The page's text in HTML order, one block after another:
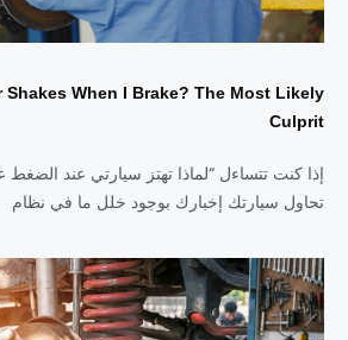
Shakes When I Brake? The Most Likely
Culprit
إذا كنت تتساءل “لماذا تهتز سيارتي عند الضغط
تحاول سيارتك إخبارك بوجود خلل ما في نظام